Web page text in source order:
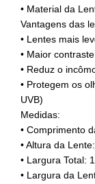
• Material da
Vantagens das
• Lentes mais
• Maior
• Reduz o
• Protegem os
UVB)
Medidas:
• Comprimento
• Altura da
• Largura Total:
• Largura da